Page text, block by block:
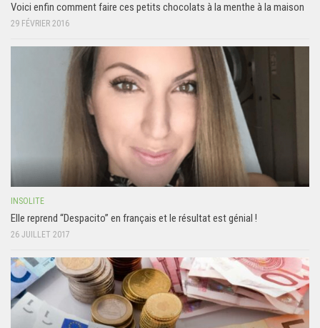
Voici enfin comment faire ces petits chocolats à la menthe à la maison
29 FÉVRIER 2016
INSOLITE
Elle reprend “Despacito” en français et le résultat est génial !
26 JUILLET 2017